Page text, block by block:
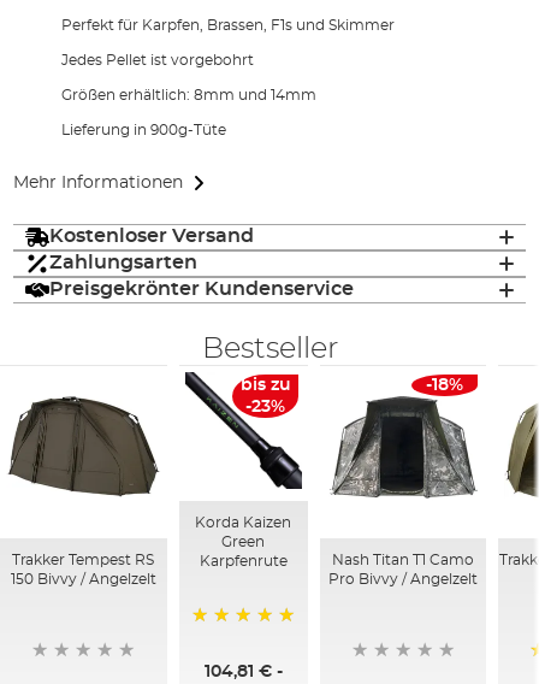
Perfekt für Karpfen, Brassen, F1s und Skimmer
Jedes Pellet ist vorgebohrt
Größen erhältlich: 8mm und 14mm
Lieferung in 900g-Tüte
Mehr Informationen
Kostenloser Versand
Zahlungsarten
Preisgekrönter Kundenservice
Bestseller
Trakker Tempest RS
150 Bivvy / Angelzelt
bis zu
-23%
Korda Kaizen
Green
Karpfenrute
104,81 €-
-18%
Nash Titan T1 Camo
Pro Bivvy / Angelzelt